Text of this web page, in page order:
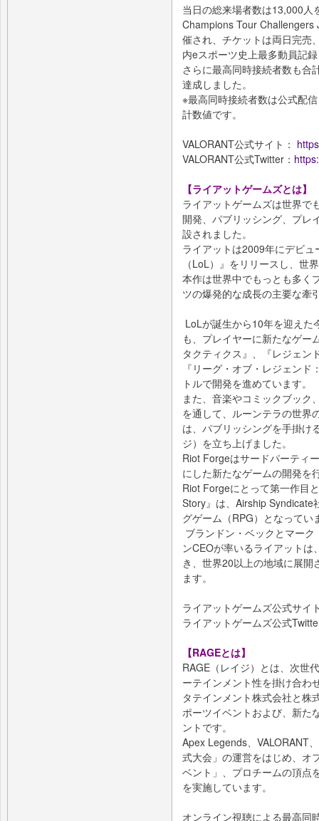
当日の総来場者数は13,000人
Champions Tour Challengers
催され、チケットは両日完売
内eスポーツ史上最多動員記
さらに最高同時接続者数も合
達成しました。
※最高同時接続者数は公式配
計数値です。
VALORANT公式サイト：
VALORANT公式Twitter：
【ライアットゲームズとは】
ライアットゲームズは世界で
開発、パブリッシング、プレ
設されました。
ライアットは2009年にデビ
（LoL）』をリリースし、世
本作は世界中でもっとも多く
ツの爆発的な成長の主要な牽
LoLが誕生から10年を迎えた
も、プレイヤーに新たなゲー
タクティクス』、『レジェン
『リーグ・オブ・レジェン
トルで開発を進めています。
また、音楽やコミックブック
を通して、ルーンテラの世界
は、パブリッシングを手掛け
ジ）を立ち上げました。
Riot Forgeはサードパーティ
にした新たなゲームの開発を
Riot Forgeにとって第一作目
Story』は、Airship Syndicate
グゲーム（RPG）となってい
ブランドン・ベックとマー
ンCEOが率いるライアット
き、世界20以上の地域に展
ます。
ライアットゲームズ公式サイ
ライアットゲームズ公式
【RAGEとは】
RAGE（レイジ）とは、次世
ーテインメント性を掛け合わ
タテインメント株式会社と株
ポーツイベントおよび、新た
ントです。
Apex Legends、VALORANT
式大会」の運営をはじめ、オ
ベント」、プロチームの頂点
を実施しています。
オンライン視聴による最高同